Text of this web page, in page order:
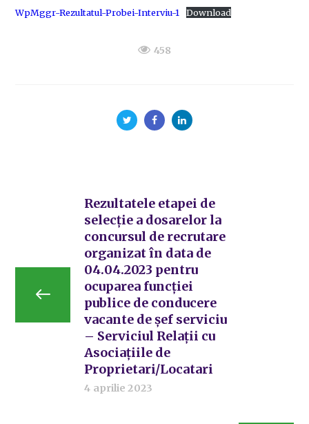
WpMggr-Rezultatul-Probei-Interviu-1 Download
458
Rezultatele etapei de
selecție a dosarelor la
concursul de recrutare
organizat în data de
04.04.2023 pentru
ocuparea funcției
publice de conducere
vacante de șef serviciu
– Serviciul Relații cu
Asociațiile de
Proprietari/Locatari
4 aprilie 2023